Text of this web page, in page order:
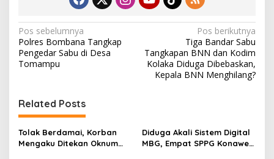
i
p
,
9
N
a
v
g
a
s
Pos sebelumnya
Polres Bombana Tangkap
Pengedar Sabu di Desa
Tomampu
Pos berikutnya
Tiga Bandar Sabu
Tangkapan BNN dan Kodim
Kolaka Diduga Dibebaskan,
Kepala BNN Menghilang?
Related Posts
Tolak Berdamai, Korban
Mengaku Ditekan Oknum
Diduga Akali Sistem Digital
MBG, Empat SPPG Konawe